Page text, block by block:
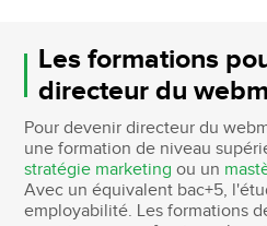
Les formations
directeur du
Pour devenir directeur du
une formation de niveau
stratégie marketing ou un
Avec un équivalent bac+5,
employabilité. Les formations